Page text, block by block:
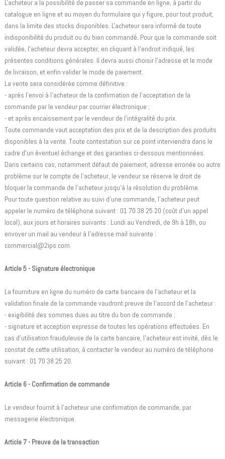
L'acheteur a la possibilité de passer sa commande en ligne, à partir du
catalogue en ligne et au moyen du formulaire qui y figure, pour tout produit,
dans la limite des stocks disponibles. L'acheteur sera informé de toute
indisponibilité du produit ou du bien commandé. Pour que la commande soit
validée, l'acheteur devra accepter, en cliquant à l'endroit indiqué, les
présentes conditions générales. Il devra aussi choisir l'adresse et le mode
de livraison, et enfin valider le mode de paiement.
La vente sera considérée comme définitive :
- après l'envoi à l'acheteur de la confirmation de l'acceptation de la
commande par le vendeur par courrier électronique ;
- et après encaissement par le vendeur de l'intégralité du prix.
Toute commande vaut acceptation des prix et de la description des produits
disponibles à la vente. Toute contestation sur ce point interviendra dans le
cadre d'un éventuel échange et des garanties ci-dessous mentionnées.
Dans certains cas, notamment défaut de paiement, adresse erronée ou autre
problème sur le compte de l'acheteur, le vendeur se réserve le droit de
bloquer la commande de l'acheteur jusqu'à la résolution du problème.
Pour toute question relative au suivi d'une commande, l'acheteur peut
appeler le numéro de téléphone suivant : 01 70 38 25 20 (coût d'un appel
local), aux jours et horaires suivants : Lundi au Vendredi, de 9h à 18h, ou
envoyer un mail au vendeur à l’adresse mail suivante :
commercial@2ips.com.
Article 5 - Signature électronique
La fourniture en ligne du numéro de carte bancaire de l'acheteur et la
validation finale de la commande vaudront preuve de l'accord de l'acheteur :
- exigibilité des sommes dues au titre du bon de commande ;
- signature et acception expresse de toutes les opérations effectuées. En
cas d'utilisation frauduleuse de la carte bancaire, l'acheteur est invité, dès le
constat de cette utilisation, à contacter le vendeur au numéro de téléphone
suivant : 01 70 38 25 20.
Article 6 - Confirmation de commande
Le vendeur fournit à l'acheteur une confirmation de commande, par
messagerie électronique.
Article 7 - Preuve de la transaction